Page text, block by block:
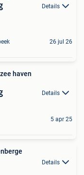
Details
26 jul 26
haven
Details
5 apr 25
Details